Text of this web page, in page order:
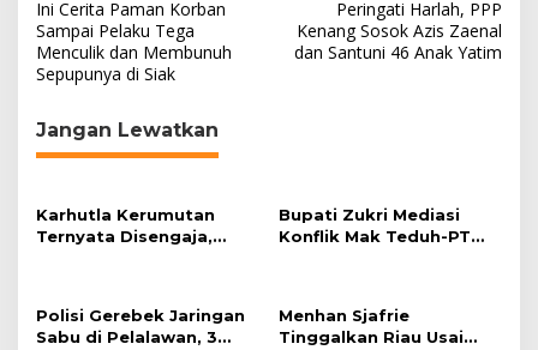
a
v
g
a
i
s
Ini Cerita Paman Korban
Sampai Pelaku Tega
Menculik dan Membunuh
Sepupunya di Siak
Peringati Harlah, PPP
Kenang Sosok Azis Zaenal
dan Santuni 46 Anak Yatim
Jangan Lewatkan
Karhutla Kerumutan
Ternyata Disengaja,
Bupati Zukri Mediasi
Konflik Mak Teduh-PT
Polisi Gerebek Jaringan
Sabu di Pelalawan, 3
Menhan Sjafrie
Tinggalkan Riau Usai